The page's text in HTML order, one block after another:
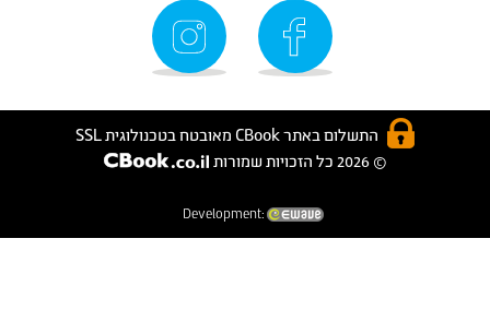
התשלום באתר CBook מאובטח בטכנולוגית SSL
© 2026 כל הזכויות שמורות
Development: